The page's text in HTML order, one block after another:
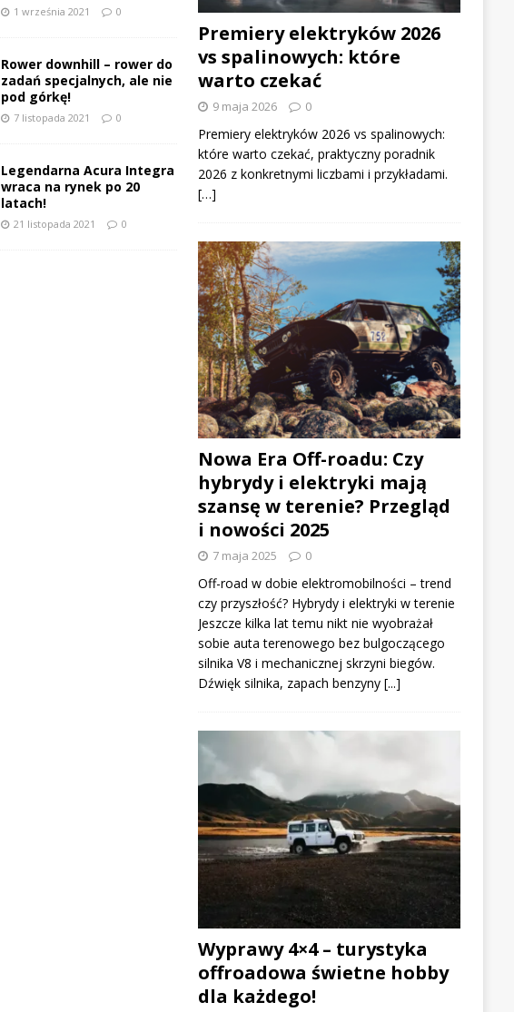
1 września 2021 0
Rower downhill – rower do
zadań specjalnych, ale nie
pod górkę!
7 listopada 2021 0
Legendarna Acura Integra
wraca na rynek po 20
latach!
21 listopada 2021 0
Premiery elektryków 2026
vs spalinowych: które
warto czekać
9 maja 2026 0
Premiery elektryków 2026 vs spalinowych:
które warto czekać, praktyczny poradnik
2026 z konkretnymi liczbami i przykładami.
[…]
Nowa Era Off-roadu: Czy
hybrydy i elektryki mają
szansę w terenie? Przegląd
i nowości 2025
7 maja 2025 0
Off-road w dobie elektromobilności – trend
czy przyszłość? Hybrydy i elektryki w terenie
Jeszcze kilka lat temu nikt nie wyobrażał
sobie auta terenowego bez bulgoczącego
silnika V8 i mechanicznej skrzyni biegów.
Dźwięk silnika, zapach benzyny [...]
Wyprawy 4×4 – turystyka
offroadowa świetne hobby
dla każdego!